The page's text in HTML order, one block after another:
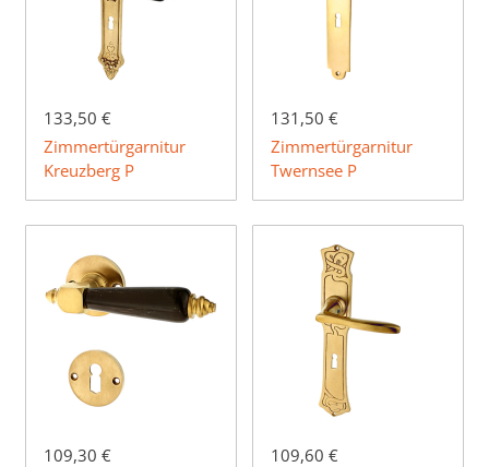
133,50 €
Zimmertürgarnitur
Kreuzberg P
131,50 €
Zimmertürgarnitur
Twernsee P
109,30 €
109,60 €